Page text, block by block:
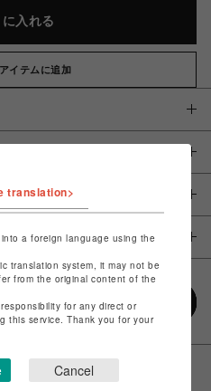
入れる
イテムに追加
translation>
a foreign language using the
translation system, it may not be
from the original content of the
for any direct or
this service. Thank you for your
Cancel